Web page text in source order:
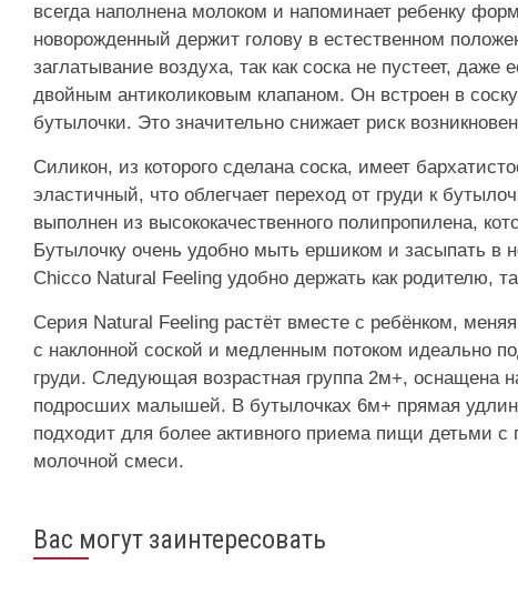
всегда наполнена молоком и напоминает ребенку
новорожденный держит голову в естественном
заглатывание воздуха, так как соска не пустеет,
двойным антиколиковым клапаном. Он встроен в
бутылочки. Это значительно снижает риск
Силикон, из которого сделана соска, имеет
эластичный, что облегчает переход от груди к
выполнен из высококачественного полипропилена,
Бутылочку очень удобно мыть ершиком и засыпать в
Chicco Natural Feeling удобно держать как родителю,
Серия Natural Feeling растёт вместе с ребёнком,
с наклонной соской и медленным потоком идеально
груди. Следующая возрастная группа 2м+, оснащена
подросших малышей. В бутылочках 6м+ прямая
подходит для более активного приема пищи детьми
молочной смеси.
Вас могут заинтересовать